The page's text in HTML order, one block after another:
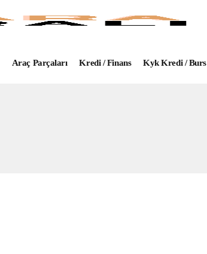
Araç Parçaları Kredi / Finans Kyk Kredi / Burs